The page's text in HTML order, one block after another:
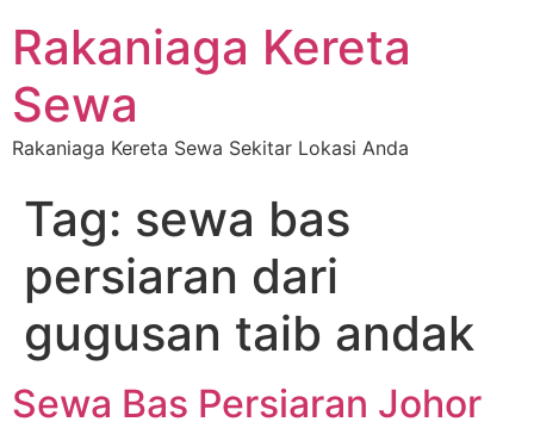
Rakaniaga Kereta
Sewa
Rakaniaga Kereta Sewa Sekitar Lokasi Anda
Tag: sewa bas
persiaran dari
gugusan taib andak
Sewa Bas Persiaran Johor